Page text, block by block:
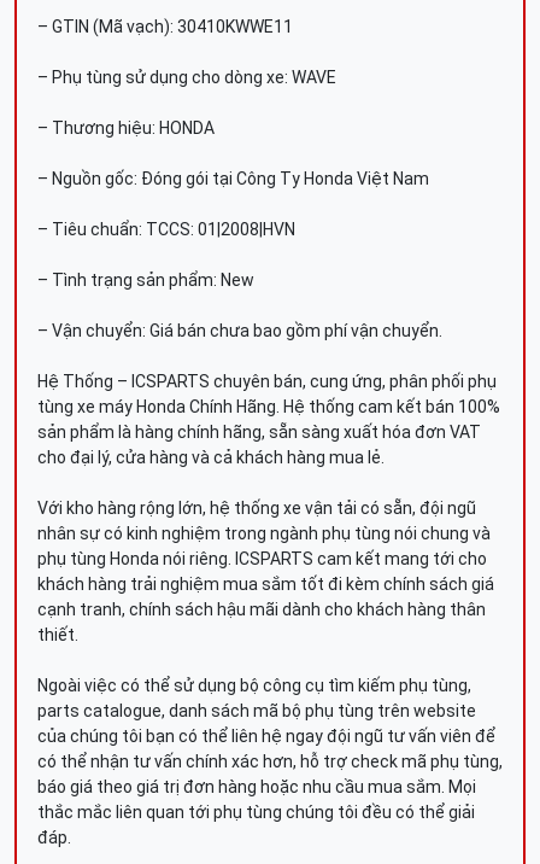
– GTIN (Mã vạch): 30410KWWE11
– Phụ tùng sử dụng cho dòng xe: WAVE
– Thương hiệu: HONDA
– Nguồn gốc: Đóng gói tại Công Ty Honda Việt Nam
– Tiêu chuẩn: TCCS: 01|2008|HVN
– Tình trạng sản phẩm: New
– Vận chuyển: Giá bán chưa bao gồm phí vận chuyển.
Hệ Thống – ICSPARTS chuyên bán, cung ứng, phân phối phụ
tùng xe máy Honda Chính Hãng. Hệ thống cam kết bán 100%
sản phẩm là hàng chính hãng, sẵn sàng xuất hóa đơn VAT
cho đại lý, cửa hàng và cả khách hàng mua lẻ.
Với kho hàng rộng lớn, hệ thống xe vận tải có sẵn, đội ngũ
nhân sự có kinh nghiệm trong ngành phụ tùng nói chung và
phụ tùng Honda nói riêng. ICSPARTS cam kết mang tới cho
khách hàng trải nghiệm mua sắm tốt đi kèm chính sách giá
cạnh tranh, chính sách hậu mãi dành cho khách hàng thân
thiết.
Ngoài việc có thể sử dụng bộ công cụ tìm kiếm phụ tùng,
parts catalogue, danh sách mã bộ phụ tùng trên website
của chúng tôi bạn có thể liên hệ ngay đội ngũ tư vấn viên để
có thể nhận tư vấn chính xác hơn, hỗ trợ check mã phụ tùng,
báo giá theo giá trị đơn hàng hoặc nhu cầu mua sắm. Mọi
thắc mắc liên quan tới phụ tùng chúng tôi đều có thể giải
đáp.